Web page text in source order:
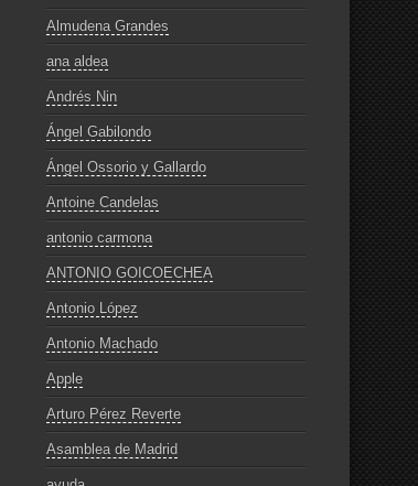
Almudena Grandes
ana aldea
Andrés Nin
Ángel Gabilondo
Ángel Ossorio y Gallardo
Antoine Candelas
antonio carmona
ANTONIO GOICOECHEA
Antonio López
Antonio Machado
Apple
Arturo Pérez Reverte
Asamblea de Madrid